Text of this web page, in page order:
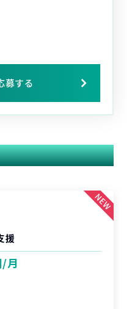
募する
案件
援
月